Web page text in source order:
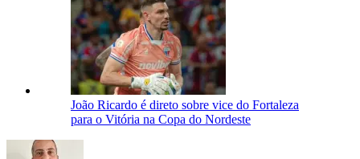
João Ricardo é direto sobre vice do Fortaleza
para o Vitória na Copa do Nordeste